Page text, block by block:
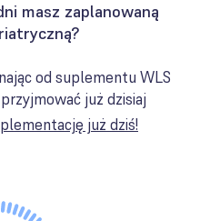
masz zaplanowaną
od suplementu WLS
już dzisiaj
już dziś!